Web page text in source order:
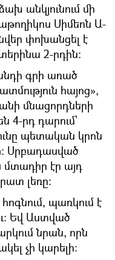
անկյունում մի
Սիմեոն Ա-
փոխանցել է
2-րդին։
գրի առած
հայոց»,
մնացորդների
4-րդ դարում՝
պետական կրոն
Սրբադասված
էր այդ
լեռը։
պառկում է
Եվ Աստված
նրան, որն
չի կարելի։